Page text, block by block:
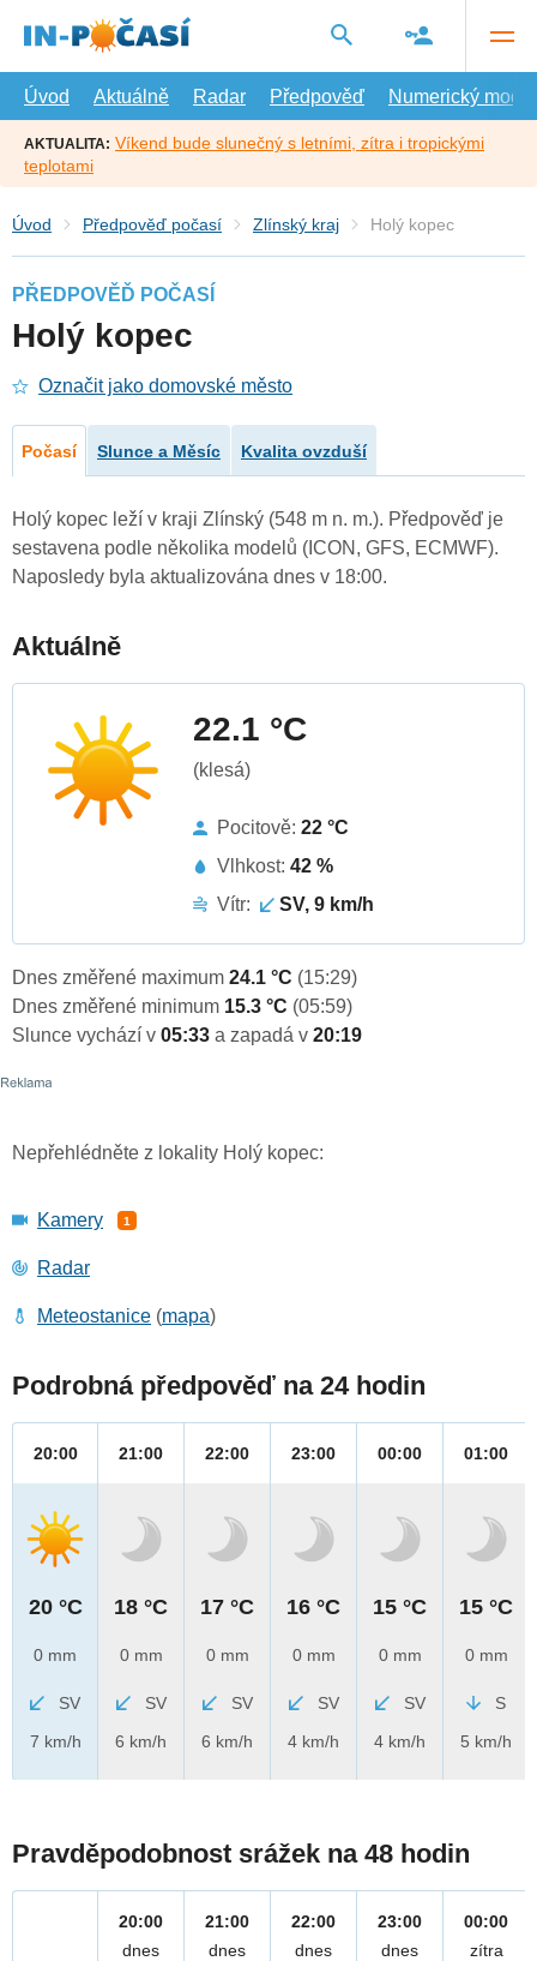
hlavní
Úvod
Aktuálně Radar Předpověď Numerický model
AKTUALITA: Víkend bude slunečný s letními, zítra i tropickými
teplotami
Úvod Předpověď počasí Zlínský kraj Holý kopec
PŘEDPOVĚĎ POČASÍ
Holý kopec
Označit jako domovské město
Počasí Slunce a Měsíc Kvalita ovzduší
Holý kopec leží v kraji Zlínský (548 m n. m.). Předpověď je
sestavena podle několika modelů (ICON, GFS, ECMWF).
Naposledy byla aktualizována dnes v 18:00.
Aktuálně
22.1 °C
(klesá)
Pocitově: 22 °C
Vlhkost: 42 %
Vítr:
SV, 9 km/h
Dnes změřené maximum 24.1 °C (15:29)
Dnes změřené minimum 15.3 °C (05:59)
Slunce vychází v 05:33 a zapadá v 20:19
Nepřehlédněte z lokality Holý kopec:
Kamery 1
Radar
Meteostanice (mapa)
Podrobná předpověď na 24 hodin
20:00
20 °C
0 mm
SV
7 km/h
21:00
18 °C
0 mm
SV
6 km/h
22:00
17 °C
0 mm
SV
6 km/h
23:00
16 °C
0 mm
SV
4 km/h
00:00
15 °C
0 mm
SV
4 km/h
01:00
15 °C
0 mm
S
5 km/h
Pravděpodobnost srážek na 48 hodin
20:00
dnes
21:00
dnes
22:00
dnes
23:00
dnes
00:00
zítra